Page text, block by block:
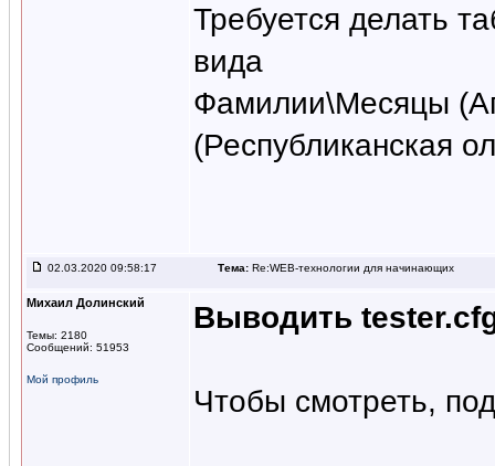
Требуется делать
вида
Фамилии\Месяцы
(Республиканская
02.03.2020 09:58:17 Тема: Re:WEB-технологии для начинающих
Михаил Долинский
Темы: 2180
Сообщений: 51953
Мой профиль
Выводить
Чтобы смотреть,